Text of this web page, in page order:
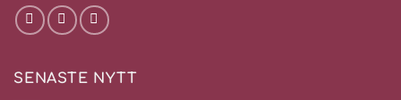
SENASTE NYTT